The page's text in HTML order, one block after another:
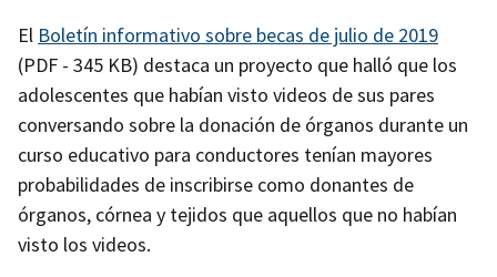
El Boletín informativo sobre becas de julio de 2019
(PDF - 345 KB) destaca un proyecto que halló que los
adolescentes que habían visto videos de sus pares
conversando sobre la donación de órganos durante un
curso educativo para conductores tenían mayores
probabilidades de inscribirse como donantes de
órganos, córnea y tejidos que aquellos que no habían
visto los videos.